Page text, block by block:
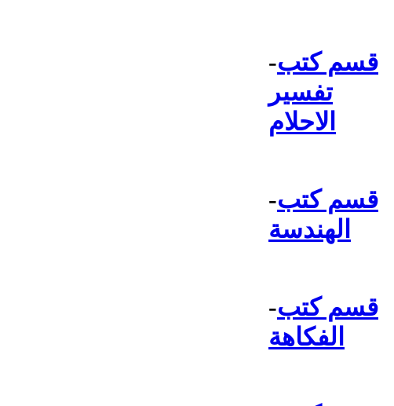
-قسم كتب
تفسير
الاحلام
-قسم كتب
الهندسة
-قسم كتب
الفكاهة